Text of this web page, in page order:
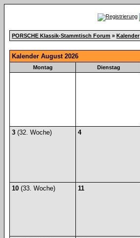
PORSCHE Klassik-Stammtisch Forum » Kalender
Kalender August 2026
Montag Dienstag
3 (32. Woche) 4
10 (33. Woche) 11